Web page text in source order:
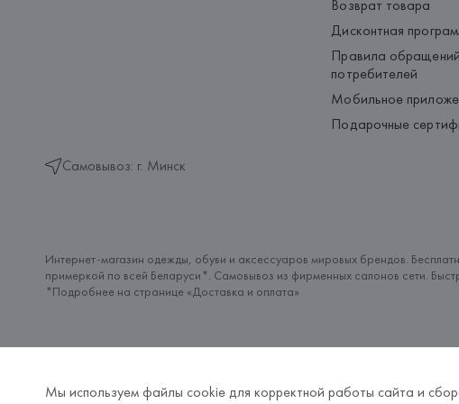
Самовывоз: г. Минск
Возврат товара
Дисконтная
Правила
потребителей
Мобильное
Подарочные
Интернет-магазин одежды, обуви и аксессуаров мировых брендов.
примеркой по всей Беларуси*. Самовывоз из фирменных салонов сети.
*Подробнее на странице «Доставка и оплата»
Мы используем файлы cookie для корректной работы сайта и